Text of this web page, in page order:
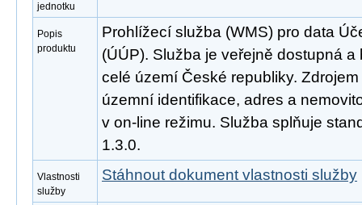
jednotku
Popis
produktu
Prohlížecí služba (WMS) pro data
(ÚÚP). Služba je veřejně dostupná
celé území České republiky.
územní identifikace, adres a
v on-line režimu. Služba splňuje
1.3.0.
Vlastnosti
služby
Stáhnout dokument vlastnosti služby